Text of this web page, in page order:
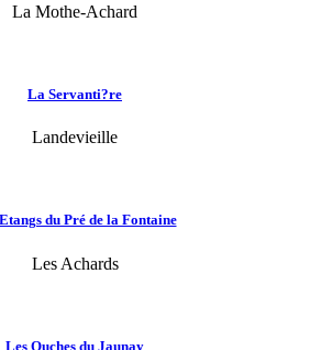
La Mothe-Achard
La Servanti?re
Landevieille
du Pré de la Fontaine
Les Achards
Les Ouches du Jaunay